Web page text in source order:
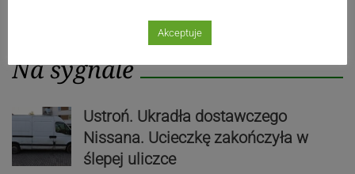
Na sygnale
Ustroń. Ukradła dostawczego
Nissana. Ucieczkę zakończyła w
ślepej uliczce
Akceptuje